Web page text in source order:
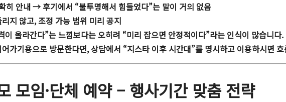
히 안내 → 후기에서 “불투명해서 힘들었다”는 말이 거의 없음
지 않고, 조정 가능 범위 미리 공지
이 올라간다”는 느낌보다는 오히려 “미리 잡으면 안정적이다”라는 인식이 많습니다.
가기용으로 방문한다면, 상담에서 “지스타 이후 시간대”를 명시하고 이용하시면
모임·단체 예약 – 행사기간 맞춤 전략